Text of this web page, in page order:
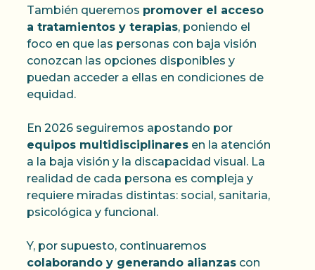
También queremos promover el acceso
a tratamientos y terapias, poniendo el
foco en que las personas con baja visión
conozcan las opciones disponibles y
puedan acceder a ellas en condiciones de
equidad.
En 2026 seguiremos apostando por
equipos multidisciplinares en la atención
a la baja visión y la discapacidad visual. La
realidad de cada persona es compleja y
requiere miradas distintas: social, sanitaria,
psicológica y funcional.
Y, por supuesto, continuaremos
colaborando y generando alianzas con